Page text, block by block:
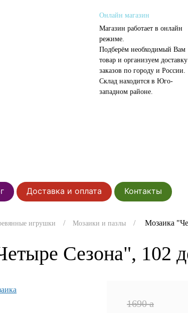
Онлайн магазин
Магазин работает в онлайн
режиме.
Подберём необходимый Вам
товар и организуем доставку
заказов по городу и России.
Склад находится в Юго-
западном районе.
Доставка и оплата Контакты
игрушки Мозаики и пазлы Мозаика
Сезона", 102
1690a